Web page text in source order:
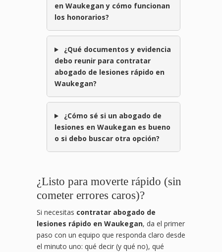
en Waukegan y cómo funcionan
los honorarios?
¿Qué documentos y evidencia
debo reunir para contratar
abogado de lesiones rápido en
Waukegan?
¿Cómo sé si un abogado de
lesiones en Waukegan es bueno
o si debo buscar otra opción?
¿Listo para moverte rápido (sin
cometer errores caros)?
Si necesitas contratar abogado de
lesiones rápido en Waukegan, da el primer
paso con un equipo que responda claro desde
el minuto uno: qué decir (y qué no), qué